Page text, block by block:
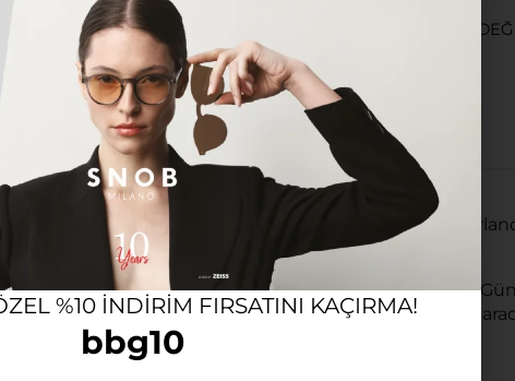
TAKSIT SEÇENEĞI KOLAY İADE VE
Açıklama
detaylarla tamamlamak isteyen kadınlar için
vazgeçilmez bir parçası olmaya aday.
gün boyu yüksek konforun tadını çıkarabilirsiniz.
günlük hayatın her anında şıklığı ve işlevselliği bir
%10 INDIRIM FIRSATINI KAÇIRMA!
bbg10